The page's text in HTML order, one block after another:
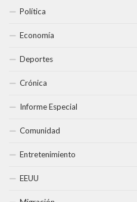
Política
Economía
Deportes
Crónica
Informe Especial
Comunidad
Entretenimiento
EEUU